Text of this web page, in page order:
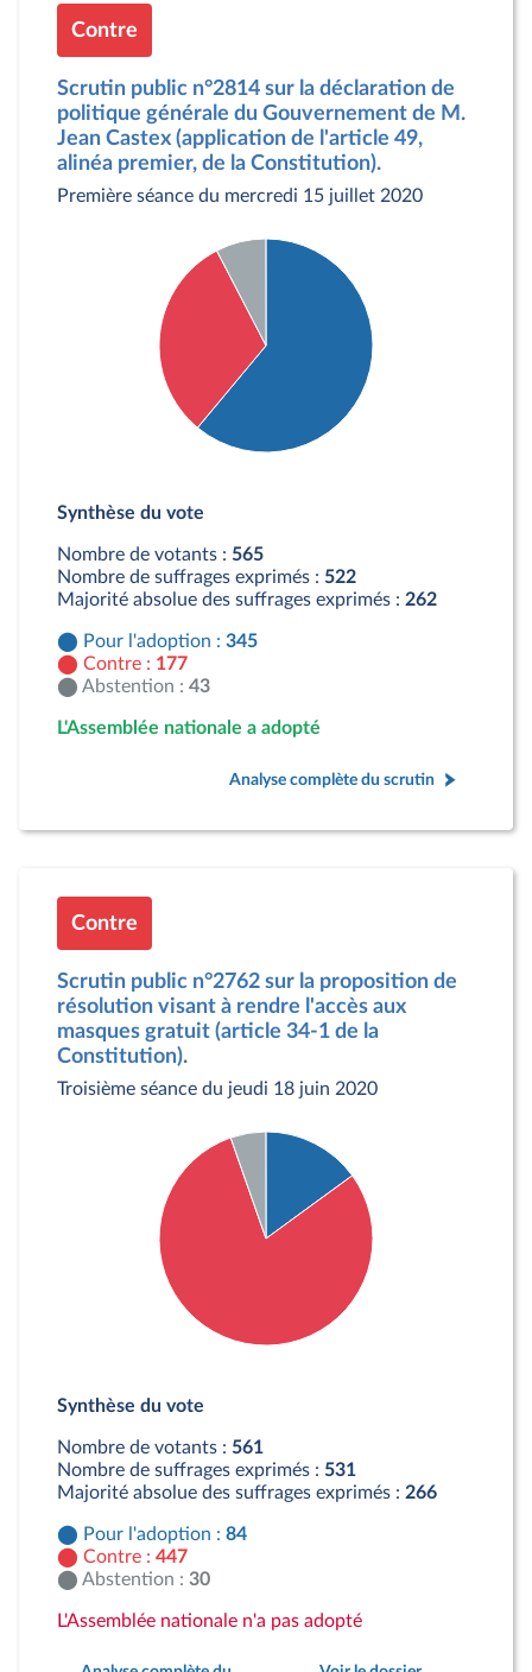
Contre
Scrutin public n°2814 sur la déclaration de
politique générale du Gouvernement de M.
Jean Castex (application de l'article 49,
alinéa premier, de la Constitution).
Première séance du mercredi 15 juillet 2020
Contre : 177 députés
Synthèse du vote
Nombre de votants : 565
Nombre de suffrages exprimés : 522
Majorité absolue des suffrages exprimés : 262
Pour l'adoption : 345
Contre : 177
Abstention : 43
L'Assemblée nationale a adopté
Analyse complète du scrutin
Contre
Scrutin public n°2762 sur la proposition de
résolution visant à rendre l'accès aux
masques gratuit (article 34-1 de la
Constitution).
Troisième séance du jeudi 18 juin 2020
Contre : 447 députés
Synthèse du vote
Nombre de votants : 561
Nombre de suffrages exprimés : 531
Majorité absolue des suffrages exprimés : 266
Pour l'adoption : 84
Contre : 447
Abstention : 30
L'Assemblée nationale n'a pas adopté